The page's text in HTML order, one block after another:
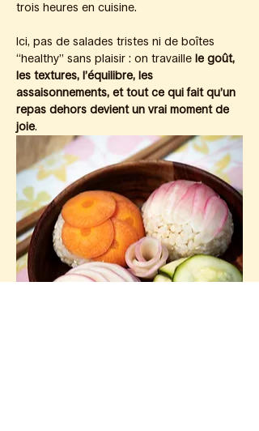
trois heures en cuisine.
Ici, pas de salades tristes ni de boîtes
“healthy” sans plaisir : on travaille le goût,
les textures, l’équilibre, les
assaisonnements, et tout ce qui fait qu’un
repas dehors devient un vrai moment de
joie.